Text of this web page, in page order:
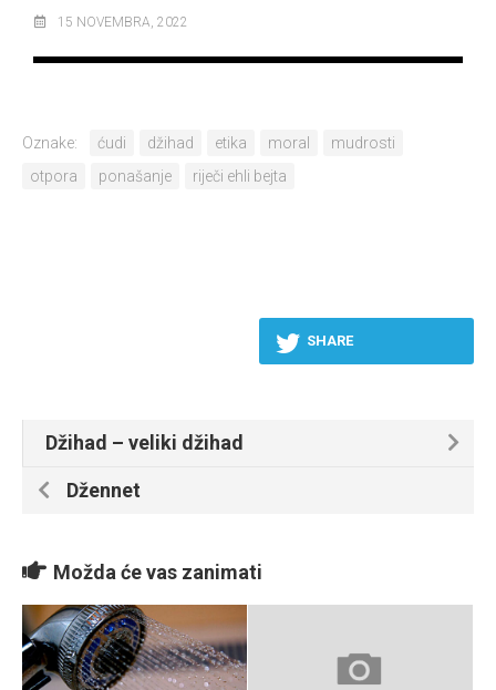
15 NOVEMBRA, 2022
Oznake: ćudi džihad etika moral
mudrosti
otpora
ponašanje riječi ehli bejta
SHARE
Džihad – veliki džihad
Džennet
Možda će vas zanimati